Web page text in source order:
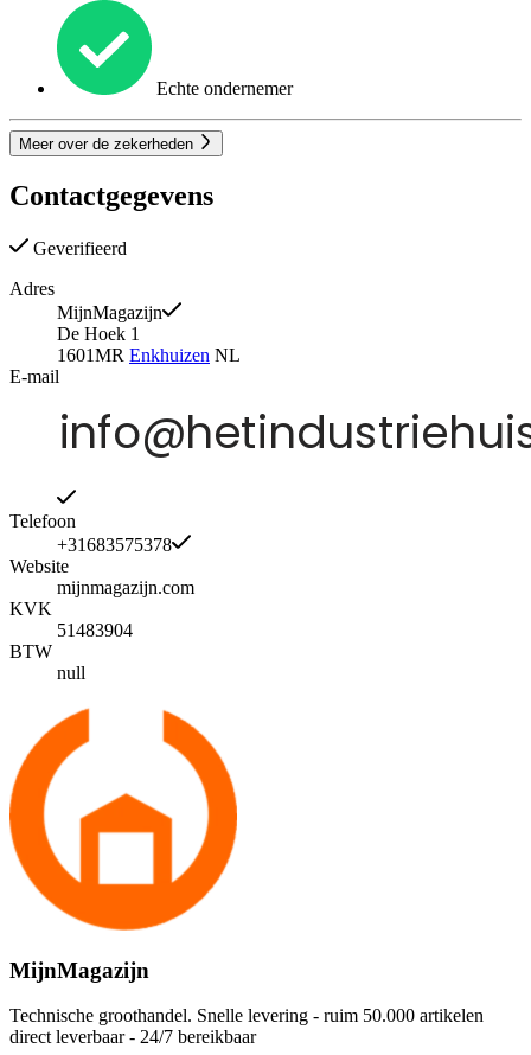
Echte ondernemer
Meer over de zekerheden
Contactgegevens
Geverifieerd
Adres
MijnMagazijn
De Hoek 1
1601MR Enkhuizen NL
E-mail
Telefoon
+31683575378
Website
mijnmagazijn.com
KVK
51483904
BTW
null
MijnMagazijn
Technische groothandel. Snelle levering - ruim 50.000 artikelen
direct leverbaar - 24/7 bereikbaar